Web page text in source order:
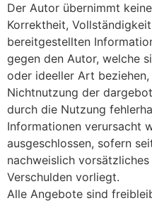
Der Autor übernimmt
Korrektheit,
bereitgestellten
gegen den Autor, welche
oder ideeller Art beziehen,
Nichtnutzung der
durch die Nutzung
Informationen verursacht
ausgeschlossen, sofern
nachweislich
Verschulden vorliegt.
Alle Angebote sind